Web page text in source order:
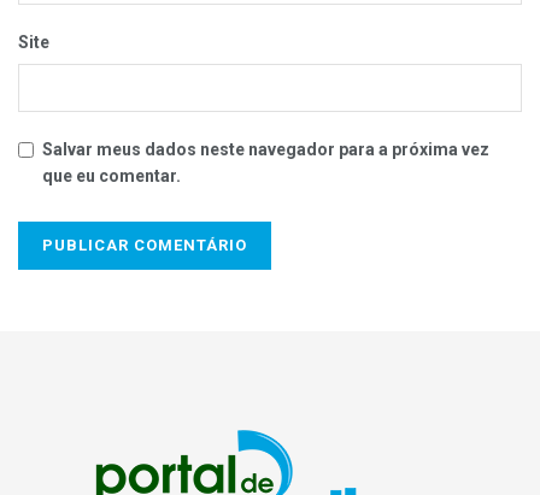
Site
Salvar meus dados neste navegador para a próxima vez
que eu comentar.